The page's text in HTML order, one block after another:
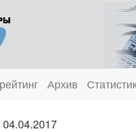
Архив